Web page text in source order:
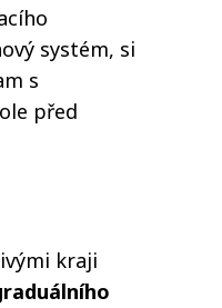
systém, si
s
před
kraji